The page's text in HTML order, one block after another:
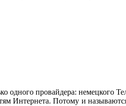
одного провайдера: немецкого
Интернета. Потому и